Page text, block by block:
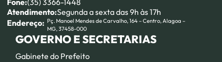
Fone:(35) 3366-1448
Atendimento:Segunda a sexta das 9h às 17h
Endereço: Pç. Manoel Mendes de Carvalho, 164 – Centro, Alagoa –
MG, 37458-000
GOVERNO E SECRETARIAS
Gabinete do Prefeito